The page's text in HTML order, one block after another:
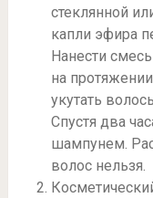
стеклянной
капли эфира
Нанести
на
укутать
Спустя два
шампунем.
волос нельзя.